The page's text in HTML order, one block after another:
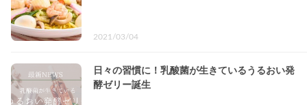
2021/03/04
日々の習慣に！乳酸菌が生きているうるおい発
酵ゼリー誕生